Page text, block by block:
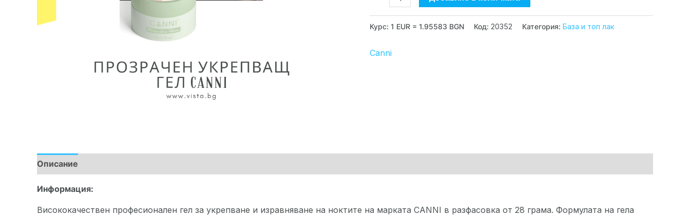
Курс: 1 EUR = 1.95583 BGN Код: 20352 Категория: База и топ лак
Canni
Описание
Информация:
Висококачествен професионален гел за укрепване и изравняване на ноктите на марката CANNI в разфасовка от 28 грама. Формулата на гела